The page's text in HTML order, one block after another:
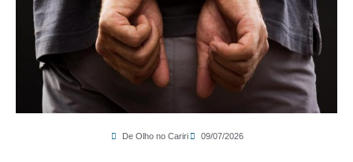
De Olho no Cariri 09/07/2026